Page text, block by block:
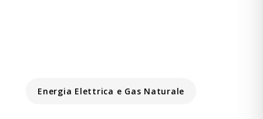
Energia Elettrica e Gas Naturale